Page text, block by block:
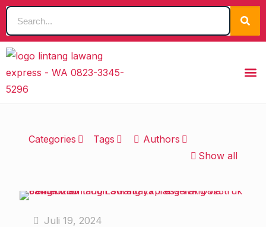
Categories Tags
Authors
Show all
Juli 19, 2024